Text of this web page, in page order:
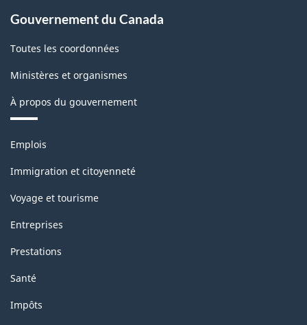
-
PDF,
102.71
Gouvernement du Canada
Toutes les coordonnées
Ministères et organismes
À propos du gouvernement
Thèmes
sujets
Emplois
Immigration et citoyenneté
Voyage et tourisme
Entreprises
Prestations
Santé
Impôts